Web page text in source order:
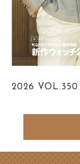
2026 VOL.350